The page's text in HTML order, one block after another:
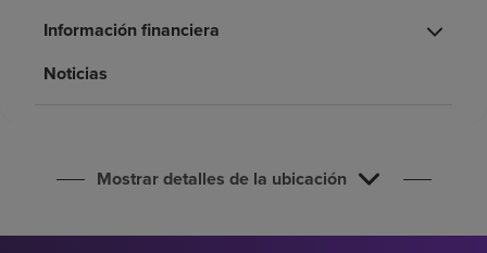
Acerca de nosotros
Información financiera
Noticias
Mostrar detalles de la ubicación